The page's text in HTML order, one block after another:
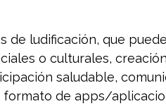
de ludificación, que
o culturales,
saludable,
de apps/